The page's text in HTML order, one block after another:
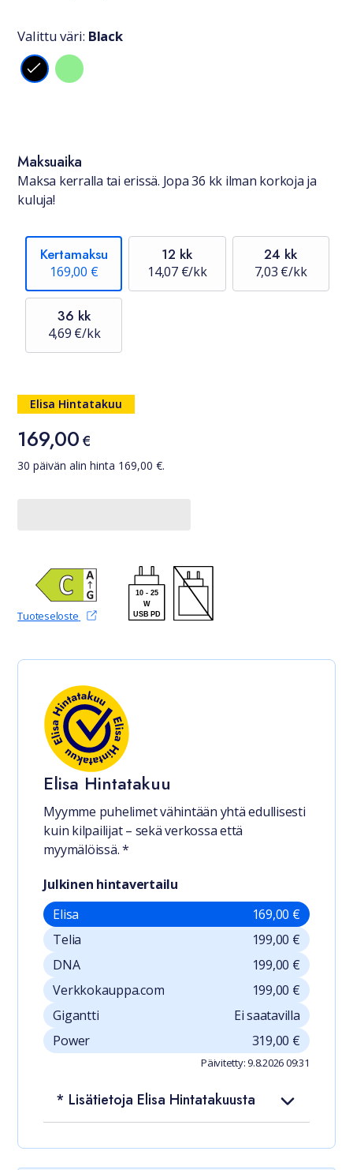
Valitse väri
Valittu väri: Black
Maksuaika
Maksa kerralla tai erissä. Jopa 36 kk ilman korkoja ja
kuluja!
Kertamaksu
169,00 €
12 kk
14,07 €/kk
24 kk
7,03 €/kk
36 kk
4,69 €/kk
Hinta
Elisa Hintatakuu
169,00 €
169,00€
30 päivän alin hinta 169,00 €.
Tuoteseloste(avautuu uudessa välilehdessä)
10 -25
W
USB PD
Elisa Hintatakuu
Myymme puhelimet vähintään yhtä edullisesti
kuin kilpailijat – sekä verkossa että
myymälöissä. *
Julkinen hintavertailu
Elisa
169,00 €
Telia
199,00 €
DNA
199,00 €
Verkkokauppa.com
199,00 €
Gigantti
Ei saatavilla
Power
319,00 €
Päivitetty: 9.8.2026 09:31
* Lisätietoja Elisa Hintatakuusta